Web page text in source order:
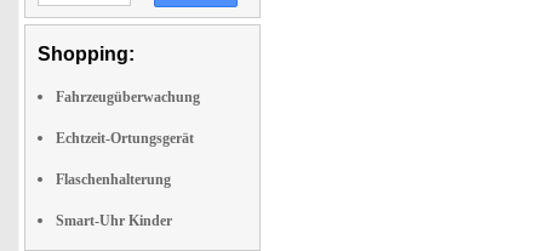
Shopping:
Fahrzeugüberwachung
Echtzeit-Ortungsgerät
Flaschenhalterung
Smart-Uhr Kinder